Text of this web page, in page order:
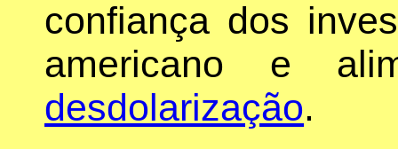
confiança dos
americano e
desdolarização.